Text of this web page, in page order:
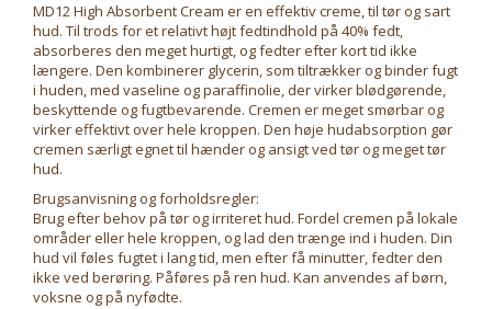
MD12 High Absorbent Cream er en effektiv creme, til tør og sart
hud. Til trods for et relativt højt fedtindhold på 40% fedt,
absorberes den meget hurtigt, og fedter efter kort tid ikke
længere. Den kombinerer glycerin, som tiltrækker og binder fugt
i huden, med vaseline og paraffinolie, der virker blødgørende,
beskyttende og fugtbevarende. Cremen er meget smørbar og
virker effektivt over hele kroppen. Den høje hudabsorption gør
cremen særligt egnet til hænder og ansigt ved tør og meget tør
hud.
Brugsanvisning og forholdsregler:
Brug efter behov på tør og irriteret hud. Fordel cremen på lokale
områder eller hele kroppen, og lad den trænge ind i huden. Din
hud vil føles fugtet i lang tid, men efter få minutter, fedter den
ikke ved berøring. Påføres på ren hud. Kan anvendes af børn,
voksne og på nyfødte.